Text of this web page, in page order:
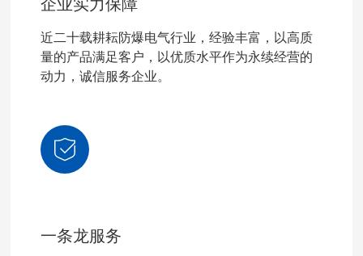
近二十载耕耘防爆电气行业，经验丰富，以高质
量的产品满足客户，以优质水平作为永续经营的
动力，诚信服务企业。
一条龙服务